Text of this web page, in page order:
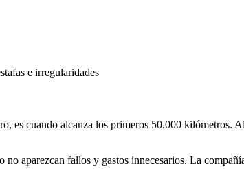
e irregularidades
es cuando alcanza los primeros 50.000 kilómetros.
aparezcan fallos y gastos innecesarios. La